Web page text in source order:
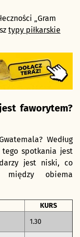
„Gram
typy piłkarskie
faworytem?
Według
tego spotkania jest
jest niski, co
między obiema
KURS
1.30